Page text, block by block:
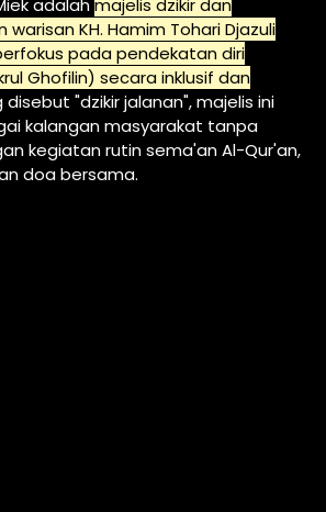
adalahmajelis dzikir dan
KH. Hamim Tohari Djazuli
pada pendekatan diri
Ghofilin) secara inklusif dan
disebut "dzikir jalanan", majelis ini
kalangan masyarakat tanpa
kegiatan rutin sema'an Al-Qur'an,
doa bersama.